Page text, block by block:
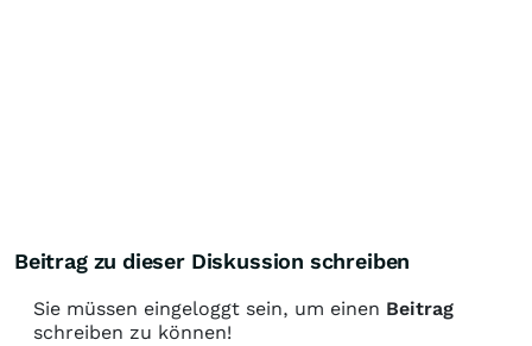
Beitrag zu dieser Diskussion schreiben
Sie müssen eingeloggt sein, um einen Beitrag
schreiben zu können!